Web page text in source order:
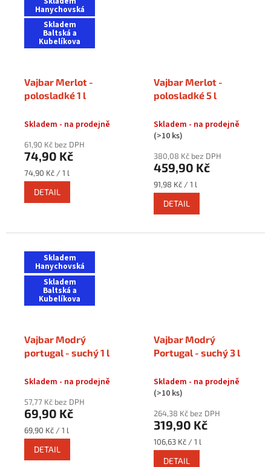
Hanychovská
Skladem
Baltská a
Kubelíkova
Vajbar Merlot -
polosladké 1 l
Skladem - na prodejně
61,90 Kč bez DPH
74,90 Kč
Měrná
cena:
74,90 Kč / 1 l
DETAIL
Vajbar Merlot -
polosladké 5 l
Skladem - na prodejně
(>10 ks)
380,08 Kč bez DPH
459,90 Kč
Měrná
cena:
91,98 Kč / 1 l
DETAIL
Skladem
Hanychovská
Skladem
Baltská a
Kubelíkova
Vajbar Modrý
portugal - suchý 1 l
Skladem - na prodejně
57,77 Kč bez DPH
69,90 Kč
Měrná
cena:
69,90 Kč / 1 l
DETAIL
Vajbar Modrý
Portugal - suchý 3 l
Skladem - na prodejně
(>10 ks)
264,38 Kč bez DPH
319,90 Kč
Měrná
cena:
106,63 Kč / 1 l
DETAIL